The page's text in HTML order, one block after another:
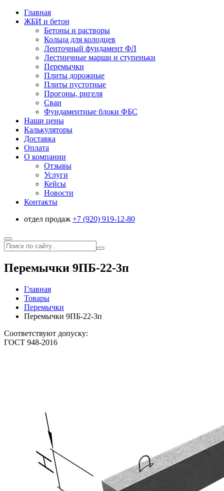
Главная
ЖБИ и бетон
Бетоны и растворы
Кольца для колодцев
Ленточный фундамент ФЛ
Лестничные марши и ступеньки
Перемычки
Плиты дорожные
Плиты пустотные
Прогоны, ригеля
Сваи
Фундаментные блоки ФБС
Наши цены
Калькуляторы
Доставка
Оплата
О компании
Отзывы
Услуги
Кейсы
Новости
Контакты
отдел продаж +7 (920) 919-12-80
Перемычки 9ПБ-22-3п
Главная
Товары
Перемычки
Перемычки 9ПБ-22-3п
Соответствуют допуску:
ГОСТ 948-2016